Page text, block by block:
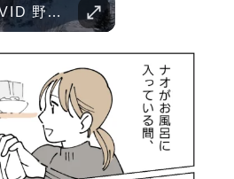
TRUVID 野生の北海道 – 雪と自然